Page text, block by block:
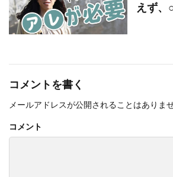
えず、
コメントを書く
メールアドレスが公開されることはありませ
コメント